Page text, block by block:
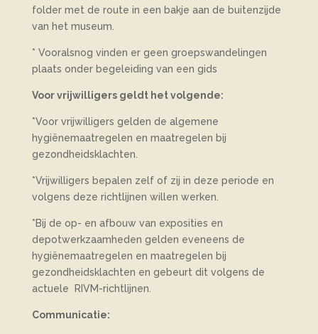
folder met de route in een bakje aan de buitenzijde
van het museum.
* Vooralsnog vinden er geen groepswandelingen
plaats onder begeleiding van een gids
Voor vrijwilligers geldt het volgende:
*Voor vrijwilligers gelden de algemene
hygiënemaatregelen en maatregelen bij
gezondheidsklachten.
*Vrijwilligers bepalen zelf of zij in deze periode en
volgens deze richtlijnen willen werken.
*Bij de op- en afbouw van exposities en
depotwerkzaamheden gelden eveneens de
hygiënemaatregelen en maatregelen bij
gezondheidsklachten en gebeurt dit volgens de
actuele RIVM-richtlijnen.
Communicatie: